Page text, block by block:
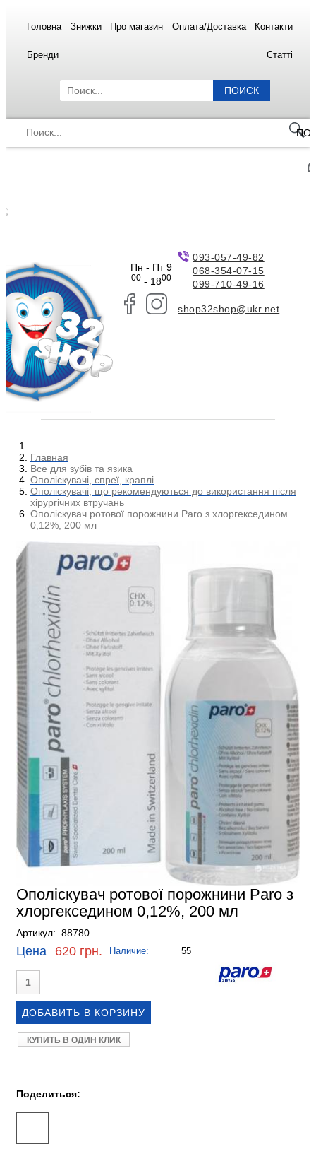
Головна Знижки Про магазин Оплата/Доставка Контакти
Бренди Статті
ПОИСК
Пн - Пт 9
00- 1800
093-057-49-82
068-354-07-15
099-710-49-16
shop32shop@ukr.net
Главная
Все для зубів та язика
Ополіскувачі, спреї, краплі
Ополіскувачі, що рекомендуються до використання після
хірургічних втручань
Ополіскувач ротової порожнини Paro з хлоргекседином
0,12%, 200 мл
Ополіскувач ротової порожнини Paro з
хлоргекседином 0,12%, 200 мл
Артикул: 88780
Цена 620 грн. Наличие: 55
КУПИТЬ В ОДИН КЛИК
Поделиться: